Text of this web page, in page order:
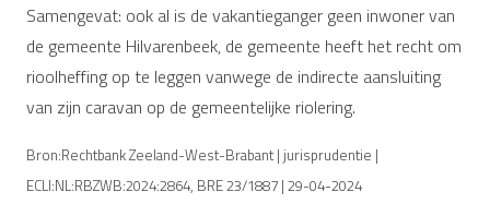
Samengevat: ook al is de vakantieganger geen inwoner van
de gemeente Hilvarenbeek, de gemeente heeft het recht om
rioolheffing op te leggen vanwege de indirecte aansluiting
van zijn caravan op de gemeentelijke riolering.
Bron:Rechtbank Zeeland-West-Brabant | jurisprudentie |
ECLI:NL:RBZWB:2024:2864, BRE 23/1887 | 29-04-2024